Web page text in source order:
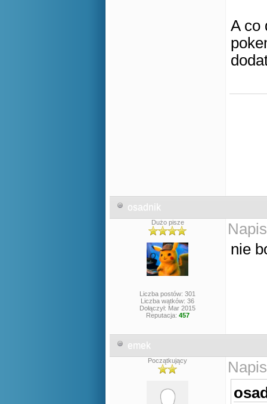
A co
osadnik
Dużo pisze
Liczba postów: 301
Liczba wątków: 36
Dołączył: Mar 2015
Reputacja: 457
nie
emek
Początkujący